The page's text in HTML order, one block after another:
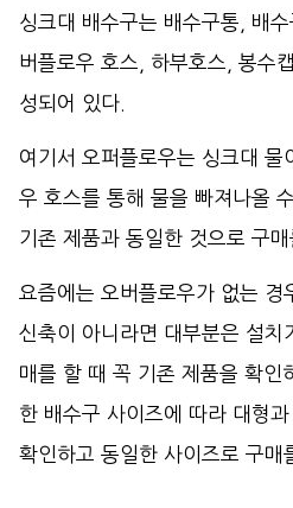
싱크대 배수구는 배수구통, 배
버플로우 호스, 하부호스, 봉수
성되어 있다.
여기서 오퍼플로우는 싱크대 물
우 호스를 통해 물을 빠져나올
기존 제품과 동일한 것으로 구
요즘에는 오버플로우가 없는 경
신축이 아니라면 대부분은 설치
매를 할 때 꼭 기존 제품을 확인
한 배수구 사이즈에 따라 대형
확인하고 동일한 사이즈로 구매